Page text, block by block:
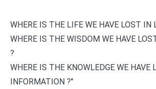
WHERE IS THE LIFE WE HAVE LOST IN
WHERE IS THE WISDOM WE HAVE
?
WHERE IS THE KNOWLEDGE WE HAVE
INFORMATION ?"